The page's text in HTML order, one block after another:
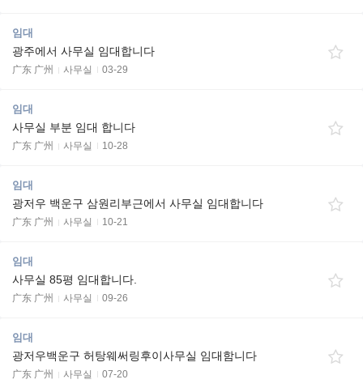
임대
광주에서 사무실 임대합니다
广东 广州 사무실 03-29
임대
사무실 부분 임대 합니다
广东 广州 사무실 10-28
임대
광저우 백운구 삼원리부근에서 사무실 임대합니다
广东 广州 사무실 10-21
임대
사무실 85평 임대합니다.
广东 广州 사무실 09-26
임대
광저우백운구 허탕웨써링후이사무실 임대함니다
广东 广州 사무실 07-20